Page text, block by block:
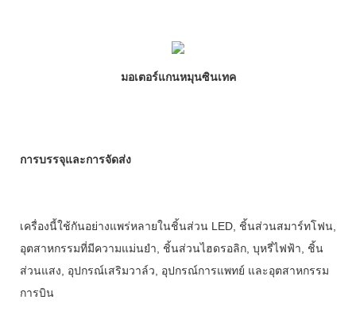
มอเตอร์แกนหมุนซินเทค
การบรรจุและการจัดส่ง
เครื่องนี้ใช้กันอย่างแพร่หลายในชิ้นส่วน LED, ชิ้นส่วนสมาร์ทโฟน,
อุตสาหกรรมที่มีความแม่นยำ, ชิ้นส่วนไฮดรอลิก, บุหรี่ไฟฟ้า, ชิ้น
ส่วนแสง, อุปกรณ์เสริมวาล์ว, อุปกรณ์การแพทย์ และอุตสาหกรรม
การบิน